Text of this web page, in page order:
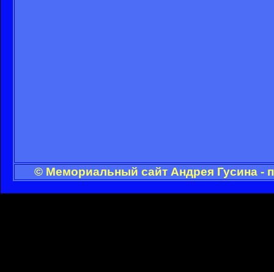
© Мемориальный сайт Андрея Гусина -